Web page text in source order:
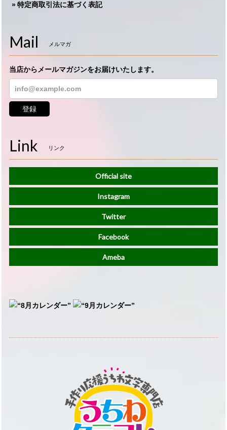
特定商取引法に基づく表記
Mail メルマガ
当店からメールマガジンをお届けいたします。
登録
Link リンク
Official site
Instagram
Twitter
Facebook
Ameba